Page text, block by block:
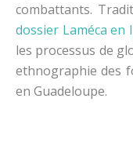
combattants.
dossier Laméca en
les processus de
ethnographie des
en Guadeloupe.